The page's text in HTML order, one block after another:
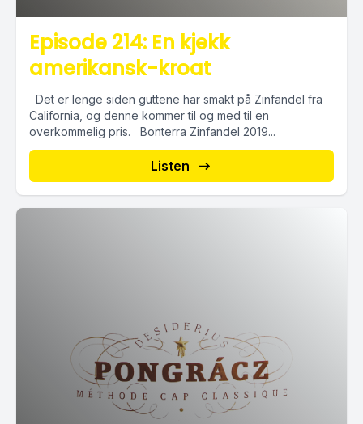
Episode 214: En kjekk
amerikansk-kroat
Det er lenge siden guttene har smakt på Zinfandel fra
California, og denne kommer til og med til en
overkommelig pris. Bonterra Zinfandel 2019...
Listen